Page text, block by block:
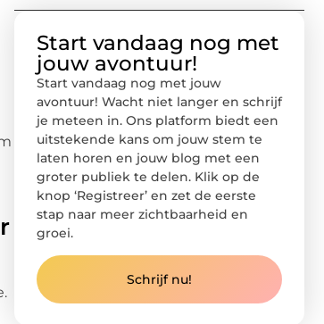
Start vandaag nog met
jouw avontuur!
Start vandaag nog met jouw
avontuur! Wacht niet langer en schrijf
je meteen in. Ons platform biedt een
uitstekende kans om jouw stem te
laten horen en jouw blog met een
groter publiek te delen. Klik op de
knop ‘Registreer’ en zet de eerste
stap naar meer zichtbaarheid en
groei.
Schrijf nu!